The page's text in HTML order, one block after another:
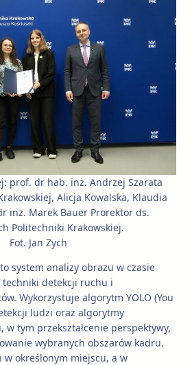
prof. dr hab. inż. Andrzej Szarata
Alicja Kowalska, Klaudia
inż. Marek Bauer Prorektor ds.
Politechniki Krakowskiej.
Fot. Jan Zych
to system analizy obrazu w czasie
techniki detekcji ruchu i
Wykorzystuje algorytm YOLO (You
ludzi oraz algorytmy
tym przekształcenie perspektywy,
wybranych obszarów kadru.
w określonym miejscu, a w